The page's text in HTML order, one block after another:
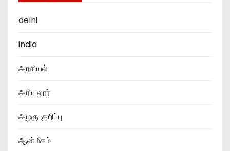
delhi
india
அரசியல்
அரியலூர்
அழகு குறிப்பு
ஆன்மீகம்